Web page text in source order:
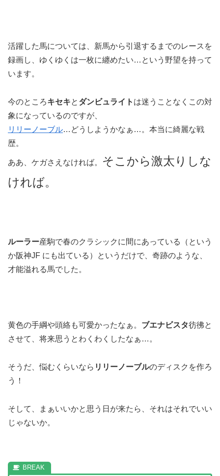
活躍した馬については、新馬から引退するまでのレースを
録画し、ゆくゆくは一枚に纏めたい…という野望を持って
います。
今のところキセキと ダンビュライト は迷うことなくこの対
象になっているのですが、
リリーノーブル…どうしようかなぁ…。本当に綺麗な戦
歴。
ああ、ケガさえなければ。
そこから激太りしな
ければ。
ルーラー産駒で春のクラシックに間にあっている（という
か阪神JF にも出ている）というだけで、奇跡のような、
才能溢れる馬でした。
黄色の手綱や頭絡も可愛かったなぁ。 ブエナビスタ彷彿と
させて、将来思うとわくわくしたなぁ…。
そうだ、悩むくらいなら リリーノーブルのディスクを作ろ
う！
そして、まぁいいかと思う日が来たら、それはそれでいい
じゃないか。